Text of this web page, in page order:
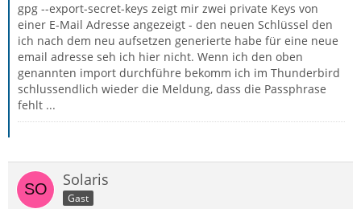
gpg --export-secret-keys zeigt mir zwei private Keys von
einer E-Mail Adresse angezeigt - den neuen Schlüssel den
ich nach dem neu aufsetzen generierte habe für eine neue
email adresse seh ich hier nicht. Wenn ich den oben
genannten import durchführe bekomm ich im Thunderbird
schlussendlich wieder die Meldung, dass die Passphrase
fehlt ...
Solaris
Gast